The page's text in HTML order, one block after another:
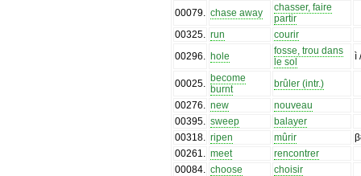
00079. chase away
chasser, faire
partir
00325. run
courir
00296. hole
fosse, trou dans
le sol
ì
00025. become
burnt
brûler (intr.)
00276. new
nouveau
00395. sweep
balayer
00318. ripen mûrir
00261. meet
rencontrer
00084. choose
choisir